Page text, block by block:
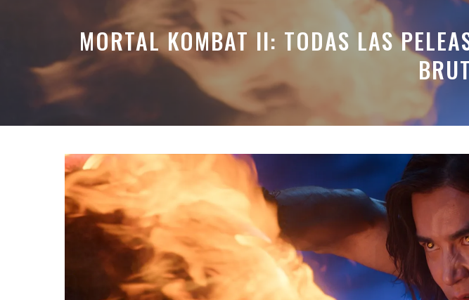
MORTAL KOMBAT II: TODAS LAS